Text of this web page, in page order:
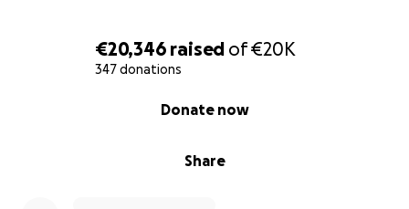
€20,346 raised of€20K
347 donations
Share
Donate now